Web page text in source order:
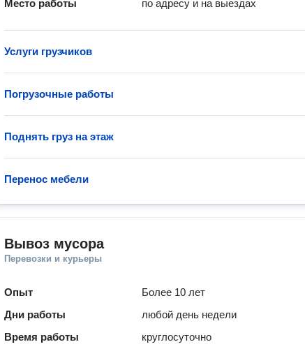
Место работы
по адресу и на выездах
Услуги грузчиков
Погрузочные работы
Поднять груз на этаж
Перенос мебели
Вывоз мусора
Перевозки и курьеры
Опыт
Более 10 лет
Дни работы
любой день недели
Время работы
круглосуточно